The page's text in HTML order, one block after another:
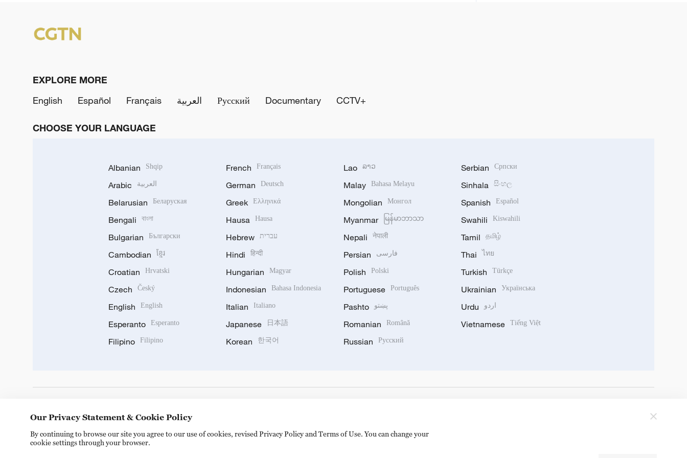
EXPLORE MORE
English
Español Français العربية Русский Documentary CCTV+
CHOOSE YOUR LANGUAGE
Albanian Shqip
Arabic العربية
Belarusian Беларуская
Bengali বাংলা
Bulgarian Български
Cambodian ខ្មែរ
Croatian Hrvatski
Czech Český
English English
Esperanto Esperanto
Filipino Filipino
French Français
German Deutsch
Greek Ελληνικά
Hausa Hausa
Hebrew עברית
Hindi हिन्दी
Hungarian Magyar
Indonesian Bahasa Indonesia
Italian Italiano
Japanese 日本語
Korean 한국어
Lao ລາວ
Malay Bahasa Melayu
Mongolian Монгол
Myanmar မြန်မာဘာသာ
Nepali नेपाली
Persian فارسی
Polish Polski
Portuguese Português
Pashto پښتو
Romanian Română
Russian Русский
Serbian Српски
Sinhala සිංහල
Spanish Español
Swahili Kiswahili
Tamil தமிழ்
Thai ไทย
Turkish Türkçe
Ukrainian Українська
Urdu اردو
Vietnamese Tiếng Việt
Our Privacy Statement & Cookie Policy
By continuing to browse our site you agree to our use of cookies, revised Privacy Policy and Terms of Use. You can change your
cookie settings through your browser.